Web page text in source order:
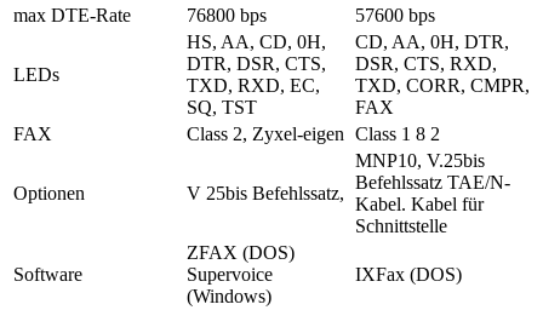
max DTE-Rate
76800 bps 57600 bps
LEDs
HS, AA, CD, 0H,
DTR, DSR, CTS,
TXD, RXD, EC,
SQ, TST
CD, AA, 0H, DTR,
DSR, CTS, RXD,
TXD, CORR, CMPR,
FAX
FAX
Class 2, Zyxel-eigen Class 1 8 2
Optionen V 25bis Befehlssatz,
MNP10, V.25bis
Befehlssatz TAE/N-
Kabel. Kabel für
Schnittstelle
Software
ZFAX (DOS)
Supervoice
(Windows)
IXFax (DOS)